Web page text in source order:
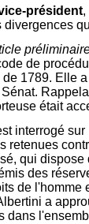
président,
de
de 1789. Elle
était
interrogé
retenues
qui
des
de
a
dans